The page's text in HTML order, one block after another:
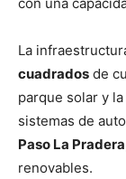
La
cuadrados de
parque solar y
sistemas de
Paso La Pradera
renovables.